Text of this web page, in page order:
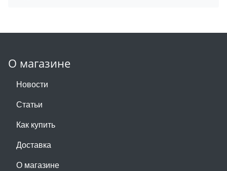
О магазине
Новости
Статьи
Как купить
Доставка
О магазине